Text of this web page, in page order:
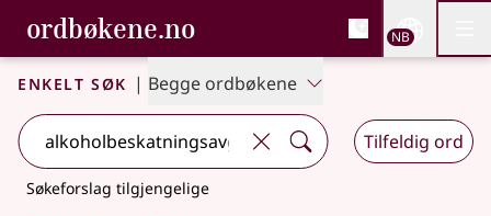
Gå til hovedinnhold
Tilgjengelighet
ordbøkene.no, Bokmålsordboka og
Bokmålsordboka og Nynorskordboka
NB
Enkelt søk | Begge ordbøkene
Tilfeldig ord
Søkeforslag tilgjengelige